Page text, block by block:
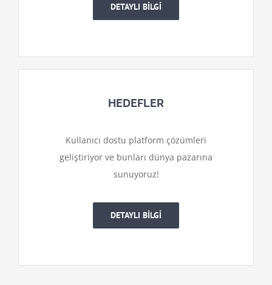
DETAYLI BİLGİ
HEDEFLER
Kullanıcı dostu platform çözümleri
geliştiriyor ve bunları dünya pazarına
sunuyoruz!
DETAYLI BİLGİ